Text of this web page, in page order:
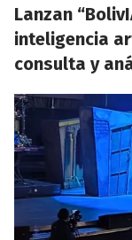
Lanzan
inteligencia
consulta y